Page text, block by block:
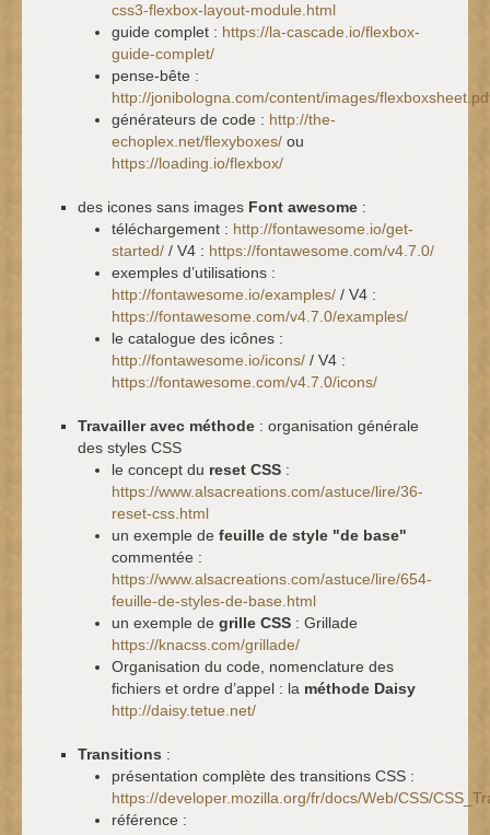
css3-flexbox-layout-module.html
guide complet : https://la-cascade.io/flexbox-
guide-complet/
pense-bête :
http://jonibologna.com/content/images/
générateurs de code : http://the-
echoplex.net/flexyboxes/ ou
https://loading.io/flexbox/
des icones sans images Font awesome :
téléchargement : http://fontawesome.io/get-
started/ / V4 : https://fontawesome.com/v4.7.0/
exemples d’utilisations :
http://fontawesome.io/examples/ / V4 :
https://fontawesome.com/v4.7.0/examples/
le catalogue des icônes :
http://fontawesome.io/icons/ / V4 :
https://fontawesome.com/v4.7.0/icons/
Travailler avec méthode : organisation générale
des styles CSS
le concept du reset CSS :
https://www.alsacreations.com/astuce/lire/36-
reset-css.html
un exemple de feuille de style "de base"
commentée :
https://www.alsacreations.com/astuce/lire/654-
feuille-de-styles-de-base.html
un exemple de grille CSS : Grillade
https://knacss.com/grillade/
Organisation du code, nomenclature des
fichiers et ordre d’appel : la méthode Daisy
http://daisy.tetue.net/
Transitions :
présentation complète des transitions CSS :
https://developer.mozilla.org/fr/docs/Web/CSS/
référence :